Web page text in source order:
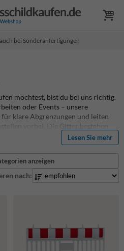
bei Sonderanfertigungen
möchtest, bist du bei uns richtig.
oder Events – unsere
klare Abgrenzungen und leiten
vorbei. Die Gitter bestehen
Kunststoff und verfügen
RA1 oder RA2 für optimale
und Fußplatten bieten sie
Absperrlösung. Auf dieser Seite
Absperrschranken und findest
Lesen Sie mehr
anzeigen
nach: